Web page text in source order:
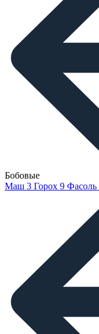
Бобовые
Маш 3 Горох 9 Фасоль